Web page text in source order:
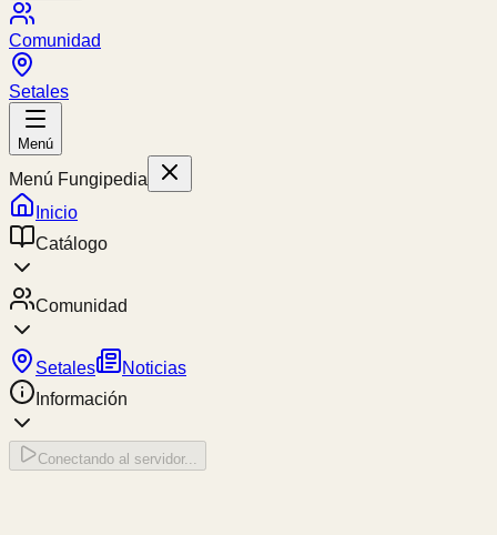
Comunidad
Setales
Menú
Menú Fungipedia
Inicio
Catálogo
Comunidad
Setales
Noticias
Información
Conectando al servidor...